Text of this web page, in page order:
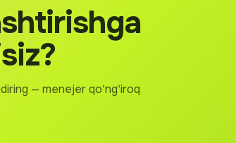
— menejer qo'ng'iroq